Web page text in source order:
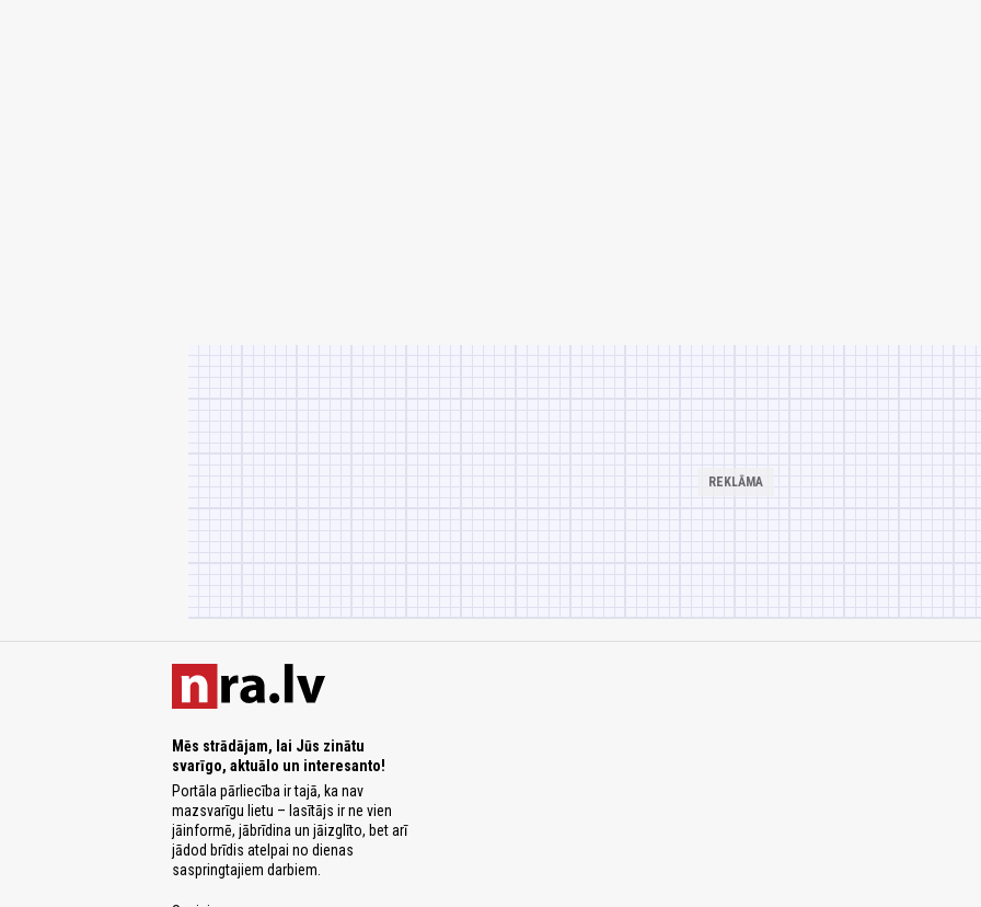
Mēs strādājam, lai Jūs zinātu
svarīgo, aktuālo un interesanto!
Portāla pārliecība ir tajā, ka nav
mazsvarīgu lietu – lasītājs ir ne vien
jāinformē, jābrīdina un jāizglīto, bet arī
jādod brīdis atelpai no dienas
saspringtajiem darbiem.